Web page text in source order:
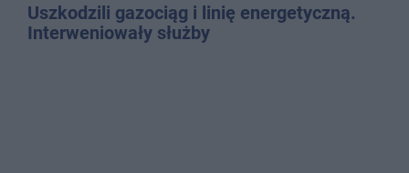
Uszkodzili gazociąg i linię energetyczną.
Interweniowały służby